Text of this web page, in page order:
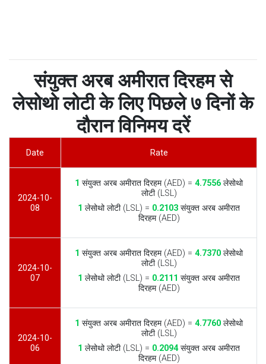
संयुक्त अरब अमीरात दिरहम से
लेसोथो लोटी के लिए पिछले ७ दिनों के
दौरान विनिमय दरें
Date Rate
2024-10-
08
1 संयुक्त अरब अमीरात दिरहम (AED) = 4.7556 लेसोथो
लोटी (LSL)
1 लेसोथो लोटी (LSL) = 0.2103 संयुक्त अरब अमीरात
दिरहम (AED)
2024-10-
07
1 संयुक्त अरब अमीरात दिरहम (AED) = 4.7370 लेसोथो
लोटी (LSL)
1 लेसोथो लोटी (LSL) = 0.2111 संयुक्त अरब अमीरात
दिरहम (AED)
2024-10-
06
1 संयुक्त अरब अमीरात दिरहम (AED) = 4.7760 लेसोथो
लोटी (LSL)
1 लेसोथो लोटी (LSL) = 0.2094संयुक्त अरब अमीरात
दिरहम (AED)